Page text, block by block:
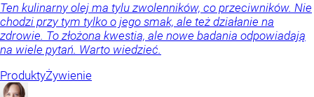
Ten kulinarny olej ma tylu zwolenników, co przeciwników. Nie
chodzi przy tym tylko o jego smak, ale też działanie na
zdrowie. To złożona kwestia, ale nowe badania odpowiadają
na wiele pytań. Warto wiedzieć.
ProduktyŻywienie